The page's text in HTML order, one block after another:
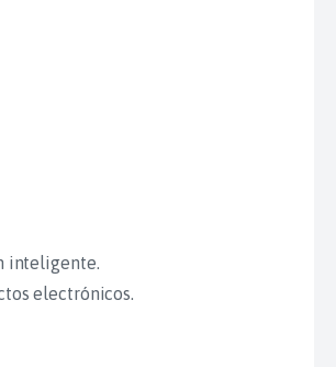
inteligente.
electrónicos.